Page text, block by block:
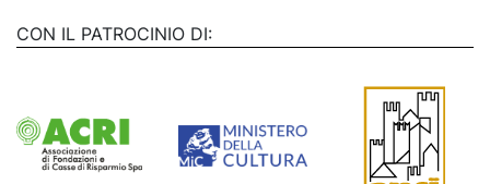
CON IL PATROCINIO DI: